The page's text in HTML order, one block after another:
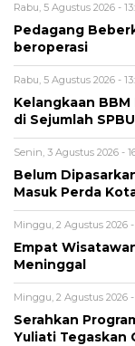
Rabu, 5 Agustus 2026 -
Pedagang
beroperasi
Rabu, 5 Agustus 2026 -
Kelangkaan
di Sejumlah
Senin, 3 Agustus 2026 -
Belum
Masuk Perda
Minggu, 2 Agustus 2026 -
Empat
Meninggal
Minggu, 2 Agustus 2026 -
Serahkan
Yuliati Tegaskan